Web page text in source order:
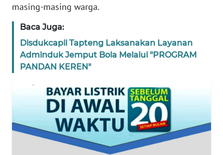
masing-masing warga.
Baca Juga:
Disdukcapil Tapteng Laksanakan Layanan
Adminduk Jemput Bola Melalui "PROGRAM
PANDAN KEREN"
WN
SUMUT
WN
JAKARTA
WN
BANTEN